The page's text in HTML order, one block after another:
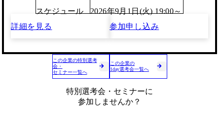
スケジュール
2026年9月1日(火) 19:00～
詳細を見る
参加申し込み
この企業の特別選考
会・
セミナー一覧へ
この企業の
1day選考会一覧へ
特別選考会・セミナーに
参加しませんか？